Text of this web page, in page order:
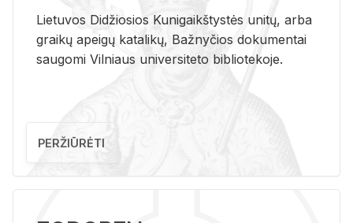
Lietuvos Didžiosios Kunigaikštystės unitų, arba
graikų apeigų katalikų, Bažnyčios dokumentai
saugomi Vilniaus universiteto bibliotekoje.
PERŽIŪRĖTI